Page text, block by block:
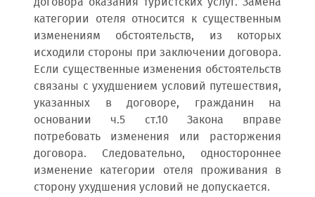
категории отеля относится к существенным
изменениям обстоятельств, из которых
исходили стороны при заключении договора.
Если существенные изменения обстоятельств
связаны с ухудшением условий путешествия,
указанных в договоре, гражданин на
основании ч.5 ст.10 Закона вправе
потребовать изменения или расторжения
договора. Следовательно, одностороннее
изменение категории отеля проживания в
сторону ухудшения условий не допускается.